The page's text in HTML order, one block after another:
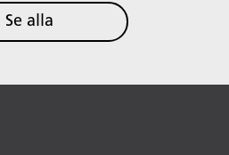
Se alla